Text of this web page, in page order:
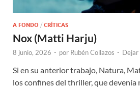
A FONDO / CRÍTICAS
Nox (Matti Harju)
8 junio, 2026 - por Rubén Collazos - Dejar
Si en su anterior trabajo, Natura,
los confines del thriller, que devenía